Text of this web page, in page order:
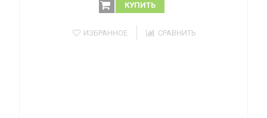
КУПИТЬ
ИЗБРАННОЕ СРАВНИТЬ